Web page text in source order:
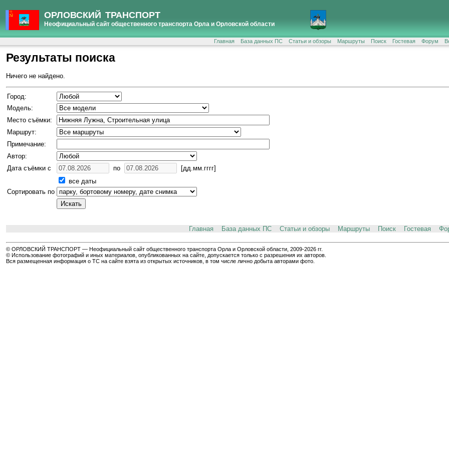
ОРЛОВСКИЙ ТРАНСПОРТ
Неофициальный сайт общественного транспорта Орла и Орловской области
Главная База данных ПС Статьи и обзоры Маршруты Поиск Гостевая Форум
Результаты поиска
Ничего не найдено.
Город:
Модель:
Место съёмки:
Маршрут:
Примечание:
Автор:
Дата съёмки с
по
[дд.мм.гггг]
все даты
Сортировать по
Главная База данных ПС Статьи и обзоры Маршруты Поиск Гостевая
© ОРЛОВСКИЙ ТРАНСПОРТ — Неофициальный сайт общественного транспорта Орла и Орловской области, 2009-2026 гг.
© Использование фотографий и иных материалов, опубликованных на сайте, допускается только с разрешения их авторов.
Вся размещенная информация о ТС на сайте взята из открытых источников, в том числе лично добыта авторами фото.